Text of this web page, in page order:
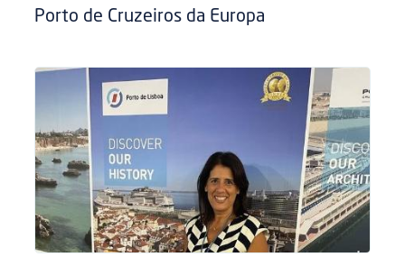
Porto de Cruzeiros da Europa